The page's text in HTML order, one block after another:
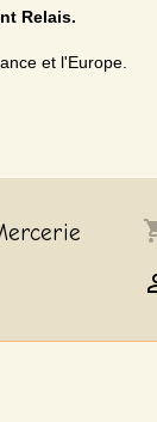
Relais.
et l'Europe.